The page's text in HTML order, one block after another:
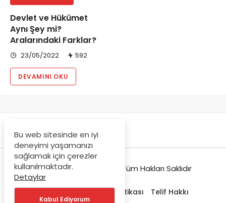
Devlet ve Hükümet
Aynı Şey mi?
Aralarındaki Farklar?
23/05/2022 592
DEVAMINI OKU
© Copyright 2021-2022, Tüm Hakları Saklıdır
Gizlilik Politikası
Telif Hakkı
Bu web sitesinde en iyi
deneyimi yaşamanızı
sağlamak için çerezler
kullanılmaktadır.
Detaylar
Kabul Ediyorum